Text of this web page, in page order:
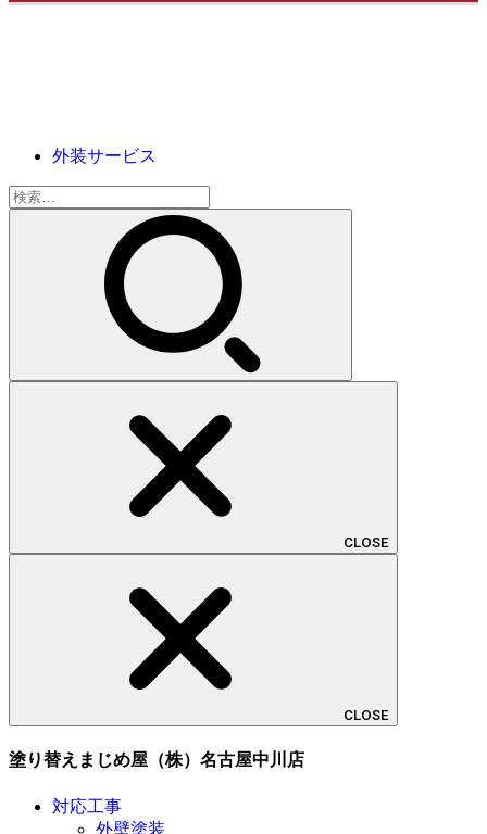
外装サービス
検
索:
CLOSE
CLOSE
塗り替えまじめ屋（株）名古屋中川店
対応工事
外壁塗装